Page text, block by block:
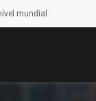
mundial.